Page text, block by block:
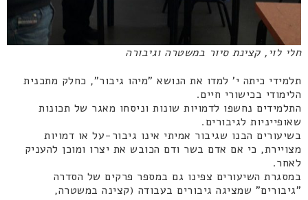
חלי לוי, קצינת סיור במשטרה וגיבורה
תלמידי כיתה י' למדו את הנושא "מיהו גיבור", כחלק מתכנית
הלימודי בכישורי חיים.
התלמידים נחשפו לדמויות שונות וניסחו מאגר של תכונות
שאופייניות לגיבורים.
בשיעורים הבנו שגיבור אמיתי אינו גיבור-על או דמויות
מצויירת, כי אם אדם בשר ודם הכובש את יצרו ומוכן להעניק
לאחר.
במסגרת השיעורים צפינו גם במספר פרקים של הסדרה
"גיבורים" שמציגה גיבורים בעבודה (קצינה במשטרה,